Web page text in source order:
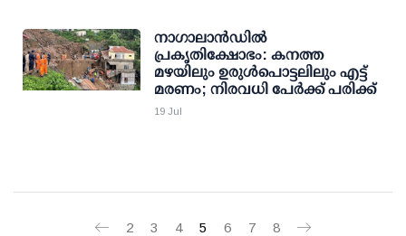
നാഗാലാന്‍ഡില്‍
പ്രകൃതിക്ഷോഭം: കനത്ത
മഴയിലും ഉരുള്‍പൊട്ടലിലും എട്ട്
മരണം; നിരവധി പേര്‍ക്ക് പരിക്ക്
19 Jul
2 3 4 5 6 7 8